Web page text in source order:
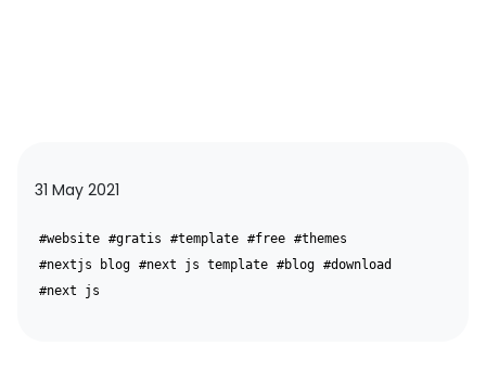
31 May 2021
#website #gratis #template #free #themes
#nextjs blog #next js template #blog #download
#next js